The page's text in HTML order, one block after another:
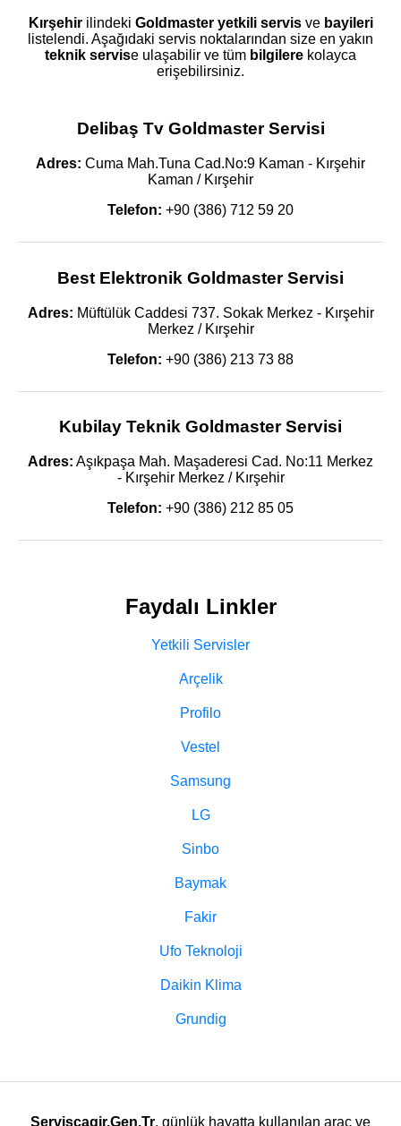
Kırşehirilindeki Goldmaster yetkili servisve bayileri
listelendi. Aşağıdaki servis noktalarından size en yakın
teknik servise ulaşabilir ve tüm bilgilere kolayca
erişebilirsiniz.
Delibaş Tv Goldmaster Servisi
Adres: Cuma Mah.Tuna Cad.No:9 Kaman - Kırşehir
Kaman / Kırşehir
Telefon: +90 (386) 712 59 20
Best Elektronik Goldmaster Servisi
Adres: Müftülük Caddesi 737. Sokak Merkez - Kırşehir
Merkez / Kırşehir
Telefon: +90 (386) 213 73 88
Kubilay Teknik Goldmaster Servisi
Adres: Aşıkpaşa Mah. Maşaderesi Cad. No:11 Merkez
- Kırşehir Merkez / Kırşehir
Telefon: +90 (386) 212 85 05
Faydalı Linkler
Yetkili Servisler
Arçelik
Profilo
Vestel
Samsung
LG
Sinbo
Baymak
Fakir
Ufo Teknoloji
Daikin Klima
Grundig
Serviscagir.Gen.Tr, günlük hayatta kullanılan araç ve